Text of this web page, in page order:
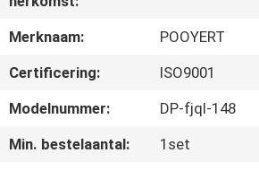
FABRIEKSREIS
KWALITEITSCONTROLE
CONTACTEER
ONS
Merknaam:
POOYERT
Certificering:
ISO9001
Modelnummer:
DP-fjql-148
Min. bestelaantal:
1set